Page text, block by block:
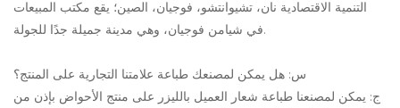
التنمية الاقتصادية نان، تشيوانتشو، فوجيان، الصين؛ يقع مكتب المبيعات
في شيامن فوجيان، وهي مدينة جميلة جدًا للجولة.
س: هل يمكن لمصنعك طباعة علامتنا التجارية على المنتج؟
ج: يمكن لمصنعنا طباعة شعار العميل بالليزر على منتج الأحواض بإذن من